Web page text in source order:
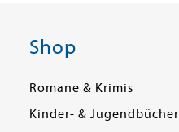
Shop
Romane & Krimis
Kinder- & Jugendbücher